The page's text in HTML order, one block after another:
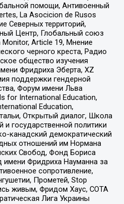
помощи, Антивоенный
La Asocicion de Rusos
Северных территорий,
Центр, Глобальный союз
Monitor, Article 19, Мнение
черного креста, Радио
общество изучения
Фридриха Эберта, XZ
поддержки гендерной
Форум имени Льва
for International Education,
Education,
Открытый диалог, Школа
государственной политики
канадский демократический
отношений им Нормана
Свобод, Фонд Бориса
Фридриха Науманна за
сопротивление,
Прометей, Stop
живым, Фридом Хаус, СОТА
Лига Украины